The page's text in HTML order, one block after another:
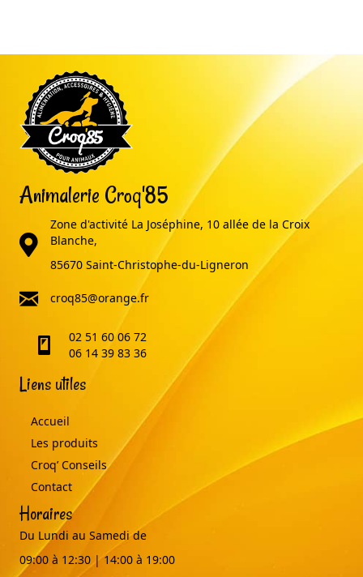
Animalerie Croq'85
adresse
Zone d'activité La Joséphine, 10 allée de la Croix
Blanche,
85670 Saint-Christophe-du-Ligneron
email
croq85@orange.fr
telephone02 51 60 06 72
06 14 39 83 36
Liens utiles
Accueil
Les produits
Croq’ Conseils
Contact
Horaires
Du Lundi au Samedi de
09:00 à 12:30 | 14:00 à 19:00